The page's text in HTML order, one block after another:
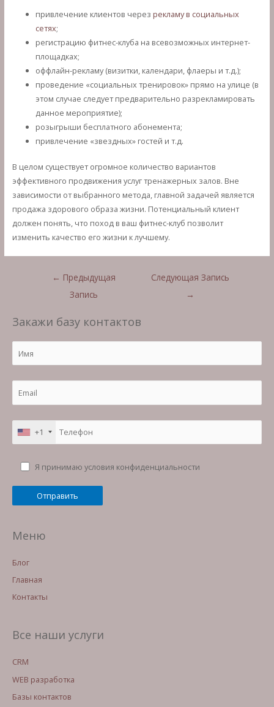
привлечение клиентов через рекламу в социальных
сетях;
регистрацию фитнес-клуба на всевозможных интернет-
площадках;
оффлайн-рекламу (визитки, календари, флаеры и т.д.);
проведение «социальных тренировок» прямо на улице (в
этом случае следует предварительно разрекламировать
данное мероприятие);
розыгрыши бесплатного абонемента;
привлечение «звездных» гостей и т.д.
В целом существует огромное количество вариантов
эффективного продвижения услуг тренажерных залов. Вне
зависимости от выбранного метода, главной задачей является
продажа здорового образа жизни. Потенциальный клиент
должен понять, что поход в ваш фитнес-клуб позволит
изменить качество его жизни к лучшему.
Навигация
← Предыдущая
Запись
Следующая Запись
→
Закажи базу контактов
+1
Я принимаю условия конфиденциальности
Меню
Блог
Главная
Контакты
Все наши услуги
CRM
WEB разработка
Базы контактов